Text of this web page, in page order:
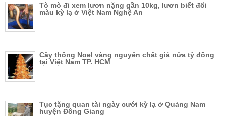
Tò mò đi xem lươn nặng gần 10kg, lươn biết đổi
màu kỳ lạ ở Việt Nam Nghệ An
Cây thông Noel vàng nguyên chất giá nửa tỷ đồng
tại Việt Nam TP. HCM
Tục tặng quan tài ngày cưới kỳ lạ ở Quảng Nam
huyện Đông Giang